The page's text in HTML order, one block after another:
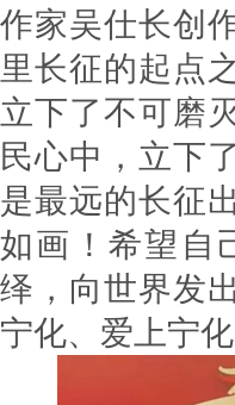
作家吴仕长创
里长征的起点
立下了不可磨
民心中，立下
是最远的长征
如画！希望自
绎，向世界发
宁化、爱上宁化